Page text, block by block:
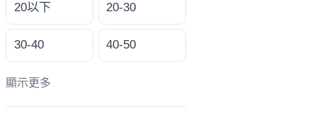
20以下 20-30
30-40 40-50
顯示更多